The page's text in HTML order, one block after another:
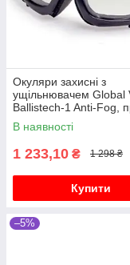
Окуляри захисні з
ущільнювачем Global
Ballistech-1 Anti-Fog,
В наявності
1 233,10 ₴ 1 298 ₴
Купити
–5%